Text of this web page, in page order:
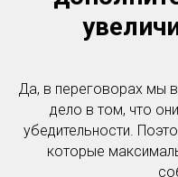
Да, в переговорах мы
дело в том, что
убедительности.
которые